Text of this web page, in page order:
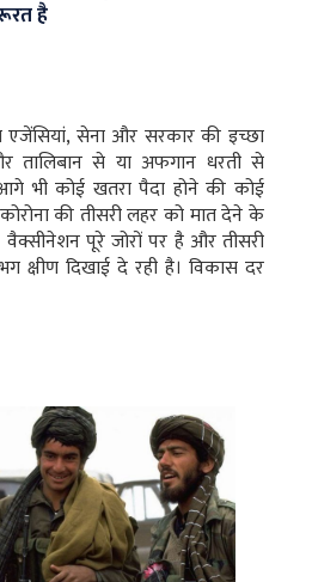
है
एजेंसियां, सेना और सरकार की इच्छा
तालिबान से या अफगान धरती से
भी कोई खतरा पैदा होने की कोई
की तीसरी लहर को मात देने के
पूरे जोरों पर है और तीसरी
क्षीण दिखाई दे रही है। विकास दर